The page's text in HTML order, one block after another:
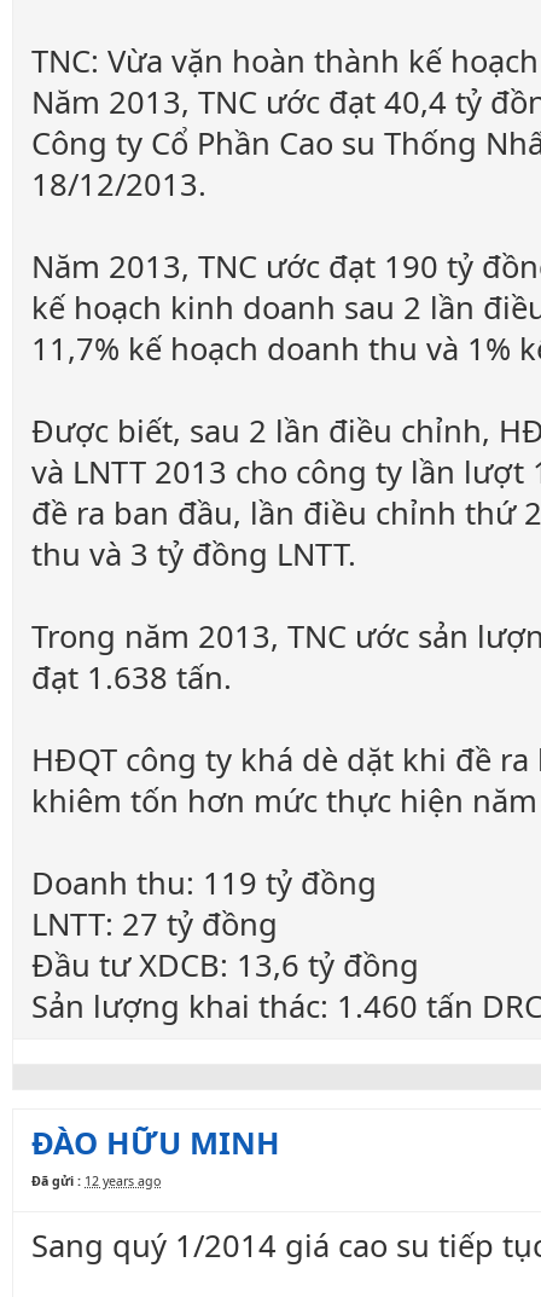
TNC: Vừa vặn hoàn thành kế
Năm 2013, TNC ước đạt 40,4 tỷ
Công ty Cổ Phần Cao su Thống
18/12/2013.
Năm 2013, TNC ước đạt 190 tỷ
kế hoạch kinh doanh sau 2 lần
11,7% kế hoạch doanh thu và 1%
Được biết, sau 2 lần điều chỉnh,
và LNTT 2013 cho công ty lần
đề ra ban đầu, lần điều chỉnh thứ
thu và 3 tỷ đồng LNTT.
Trong năm 2013, TNC ước sản
đạt 1.638 tấn.
HĐQT công ty khá dè dặt khi đề
khiêm tốn hơn mức thực hiện
Doanh thu: 119 tỷ đồng
LNTT: 27 tỷ đồng
Đầu tư XDCB: 13,6 tỷ đồng
Sản lượng khai thác: 1.460 tấn
ĐÀO HỮU MINH
Đã gửi : 12 years ago
Sang quý 1/2014 giá cao su tiếp